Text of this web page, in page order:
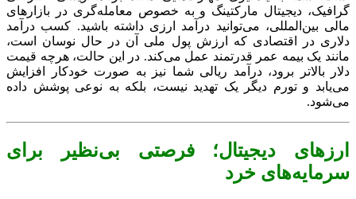
گرافیک، دیجیتال مارکتینگ و به خصوص معامله‌گری در بازارهای
مالی بین‌المللی، می‌توانید درآمد ارزی داشته باشید. کسب درآمد
دلاری در اقتصادی که ارزش پول ملی آن در حال نوسان است،
مانند یک بیمه عمر قدرتمند عمل می‌کند. در این حالت، هرچه قیمت
دلار بالاتر برود، درآمد ریالی شما نیز به صورت خودکار افزایش
می‌یابد و تورم دیگر یک تهدید نیست، بلکه به نوعی پوشش داده
می‌شود.
ارزهای دیجیتال؛ فرصتی بی‌نظیر برای
سرمایه‌های خرد